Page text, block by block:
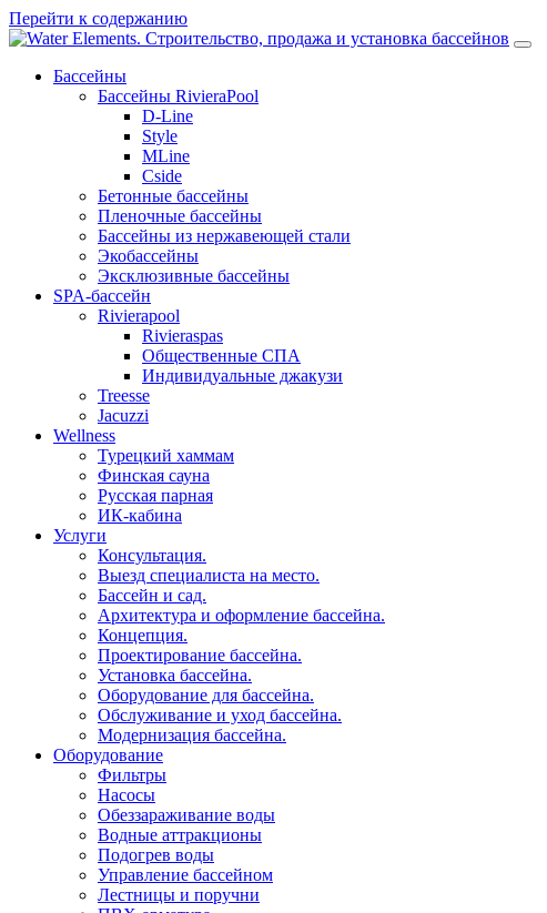
Перейти к содержанию
Бассейны
Бассейны RivieraPool
D-Line
Style
MLine
Cside
Бетонные бассейны
Пленочные бассейны
Бассейны из нержавеющей стали
Экобассейны
Эксклюзивные бассейны
SPA-бассейн
Rivierapool
Rivieraspas
Общественные СПА
Индивидуальные джакузи
Treesse
Jacuzzi
Wellness
Турецкий хаммам
Финская сауна
Русская парная
ИК-кабина
Услуги
Консультация.
Выезд специалиста на место.
Бассейн и сад.
Архитектура и оформление бассейна.
Концепция.
Проектирование бассейна.
Установка бассейна.
Оборудование для бассейна.
Обслуживание и уход бассейна.
Модернизация бассейна.
Оборудование
Фильтры
Насосы
Обеззараживание воды
Водные аттракционы
Подогрев воды
Управление бассейном
Лестницы и поручни